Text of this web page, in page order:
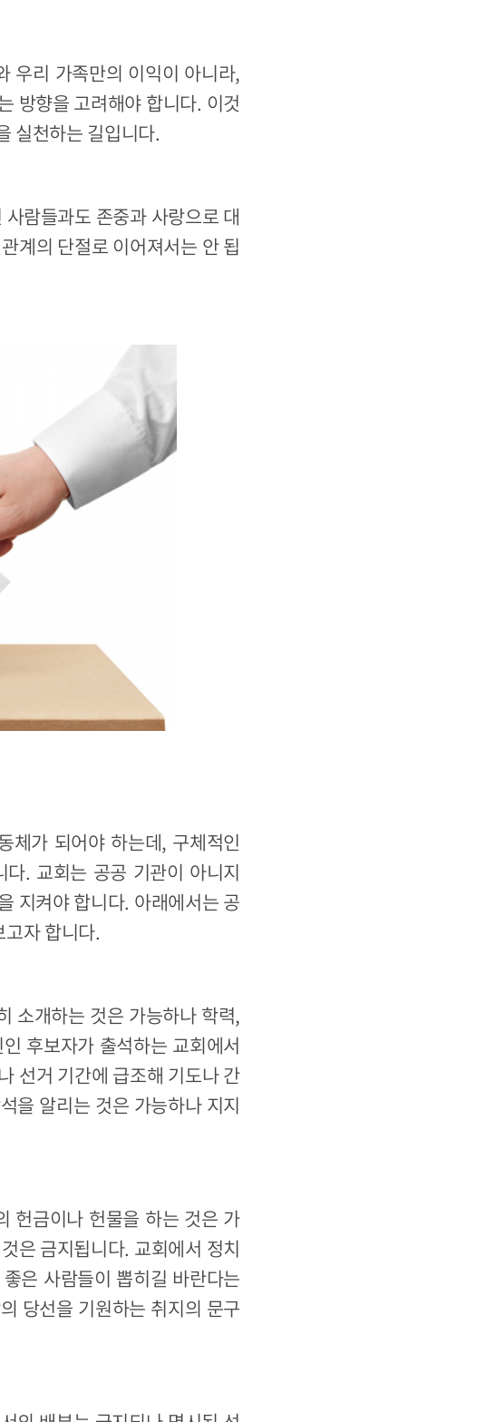
우리 가족만의 이익이 아니라,
방향을 고려해야 합니다. 이것
실천하는 길입니다.
람들과도 존중과 사랑으로 대
계의 단절로 이어져서는 안 됩
체가 되어야 하는데, 구체적인
. 교회는 공공 기관이 아니지
지켜야 합니다. 아래에서는 공
자 합니다.
소개하는 것은 가능하나 학력,
후보자가 출석하는 교회에서
선거 기간에 급조해 기도나 간
을 알리는 것은 가능하나 지지
헌금이나 헌물을 하는 것은 가
은 금지됩니다. 교회에서 정치
은 사람들이 뽑히길 바란다는
당선을 기원하는 취지의 문구